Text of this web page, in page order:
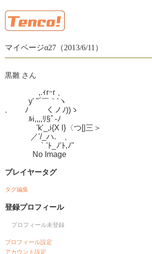
マイページα27（2013/6/11）
黒雛 さん
,.ｨrｰr 、
y' "´￣｀'ヽ
.　　 ﾉ　　 くノﾉ))ゝ
ﾙi,,,,ﾘ§ﾟ-ﾉ
'k'_,i{X l}〈つ[|三＞
／'/_ハ.ゝ、
｀'ﾄ_ﾉ'ﾄ,ﾉ"
No Image
プレイヤータグ
タグ編集
登録プロフィール
プロフィール未登録
プロフィール設定
アカウント設定